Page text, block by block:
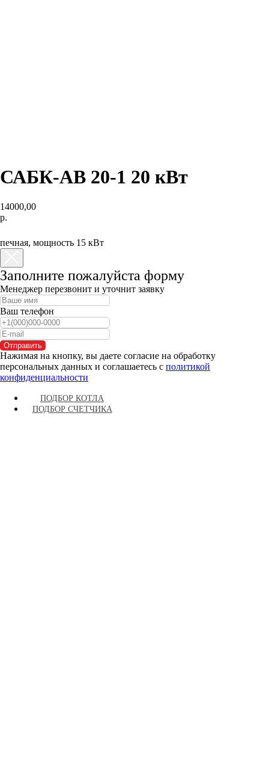
САБК-AB 20-1 20 кВт
14000,00
р.
печная, мощность 15 кВт
Заполните пожалуйста форму
Менеджер перезвонит и уточнит заявку
Ваш телефон
Отправить
Нажимая на кнопку, вы даете согласие на обработку
персональных данных и соглашаетесь c политикой
конфиденциальности
ПОДБОР КОТЛА
ПОДБОР СЧЕТЧИКА